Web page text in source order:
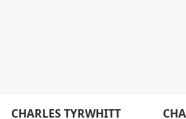
CHARLES TYRWHITT